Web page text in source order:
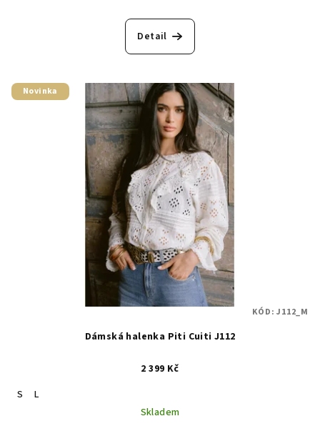
Detail
Novinka
Dámská halenka Piti Cuiti J112
2 399 Kč
S
L
Skladem
KÓD:J112_M